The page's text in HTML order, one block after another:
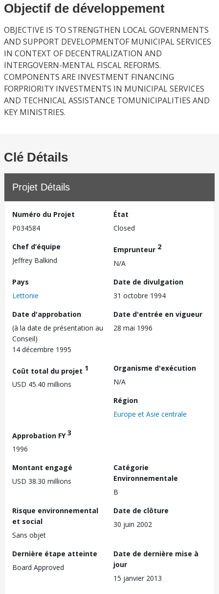
Objectif de développement
OBJECTIVE IS TO STRENGTHEN LOCAL GOVERNMENTS
AND SUPPORT DEVELOPMENTOF MUNICIPAL SERVICES
IN CONTEXT OF DECENTRALIZATION AND
INTERGOVERN-MENTAL FISCAL REFORMS.
COMPONENTS ARE INVESTMENT FINANCING
FORPRIORITY INVESTMENTS IN MUNICIPAL SERVICES
AND TECHNICAL ASSISTANCE TOMUNICIPALITIES AND
KEY MINISTRIES.
Clé Détails
Projet Détails
Numéro du Projet
P034584
État
Closed
Chef d’équipe
Jeffrey Balkind
Emprunteur 2
N/A
Pays
Lettonie
Date de divulgation
31 octobre 1994
Date d'approbation
(à la date de présentation au
Conseil)
14 décembre 1995
Date d'entrée en vigueur
28 mai 1996
Coût total du projet 1
USD 45.40 millions
Organisme d'exécution
N/A
Région
Europe et Asie centrale
Approbation FY3
1996
Montant engagé
USD 38.30 millions
Catégorie
Environnementale
B
Risque environnemental
et social
Sans objet
Date de clôture
30 juin 2002
Dernière étape atteinte
Board Approved
Date de dernière mise à
jour
15 janvier 2013